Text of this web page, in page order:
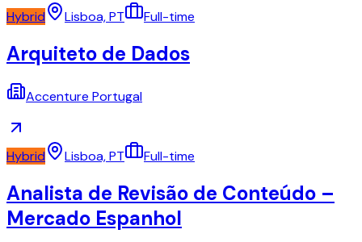
Hybrid Lisboa, PT Full-time
Arquiteto de Dados
Accenture Portugal
Hybrid Lisboa, PT Full-time
Analista de Revisão de Conteúdo –
Mercado Espanhol